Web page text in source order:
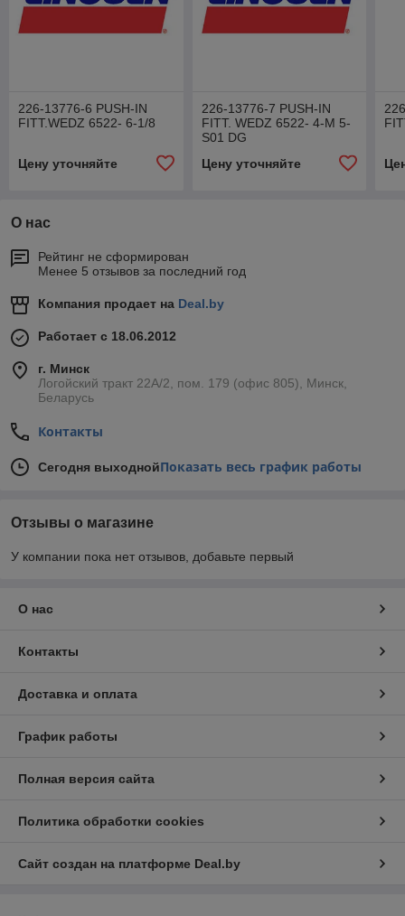
226-13776-6 PUSH-IN
FITT.WEDZ 6522- 6-1/8
Цену уточняйте
226-13776-7 PUSH-IN
FITT. WEDZ 6522- 4-M 5-
S01 DG
Цену уточняйте
О нас
Рейтинг не сформирован
Менее 5 отзывов за последний год
Компания продает на Deal.by
Работает с 18.06.2012
г. Минск
Логойский тракт 22А/2, пом. 179 (офис 805), Минск,
Беларусь
Контакты
Сегодня выходнойПоказать весь график работы
Отзывы о магазине
У компании пока нет отзывов, добавьте первый
О нас
Контакты
Доставка и оплата
График работы
Полная версия сайта
Политика обработки cookies
Сайт создан на платформе Deal.by